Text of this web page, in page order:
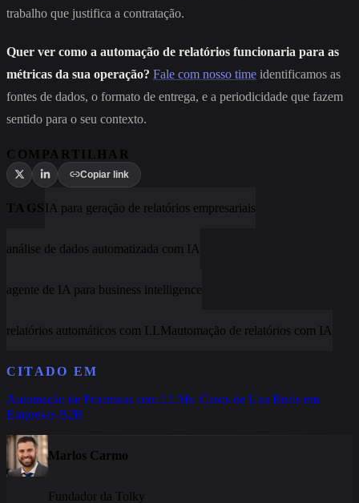
trabalho que justifica a contratação.
Quer ver como a automação de relatórios funcionaria para as
métricas da sua operação? Fale com nosso time identificamos as
fontes de dados, o formato de entrega, e a periodicidade que fazem
sentido para o seu contexto.
COMPARTILHAR
Copiar link
TAGS IA para geração de relatórios empresariais
análise de dados automatizada com IA
agente de IA para business intelligence
relatórios automáticos com LLMautomação de relatórios com IA
CITADO EM
Automação de Processos com LLMs: Casos de Uso Reais em
Empresas B2B
Marlos Carmo
Fundador da Tolky